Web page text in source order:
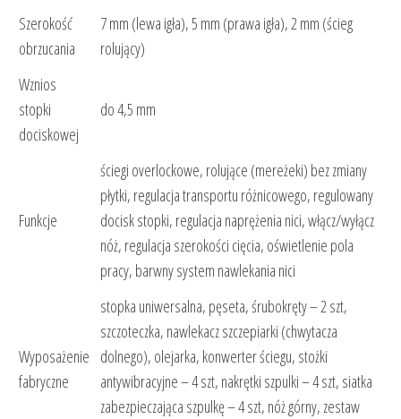
Szerokość
obrzucania
7 mm (lewa igła), 5 mm (prawa igła), 2 mm (ścieg
rolujący)
Wznios
stopki
dociskowej
do 4,5 mm
Funkcje
ściegi overlockowe, rolujące (mereżeki) bez zmiany
płytki, regulacja transportu różnicowego, regulowany
docisk stopki, regulacja naprężenia nici, włącz/wyłącz
nóż, regulacja szerokości cięcia, oświetlenie pola
pracy, barwny system nawlekania nici
Wyposażenie
fabryczne
stopka uniwersalna, pęseta, śrubokręty – 2 szt,
szczoteczka, nawlekacz szczepiarki (chwytacza
dolnego), olejarka, konwerter ściegu, stożki
antywibracyjne – 4 szt, nakrętki szpulki – 4 szt, siatka
zabezpieczająca szpulkę – 4 szt, nóż górny, zestaw